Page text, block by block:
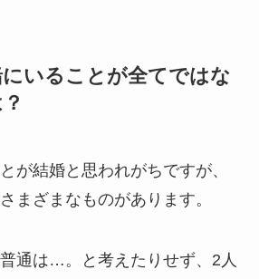
いることが全てではな
が結婚と思われがちですが、
まざまなものがあります。
通は…。と考えたりせず、2人